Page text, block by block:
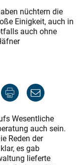
nüchtern die
Einigkeit, auch in
auch ohne
Wesentliche
auch sein.
Reden der
es gab
lieferte